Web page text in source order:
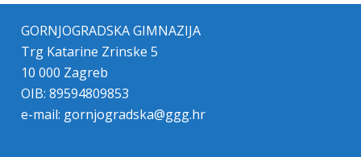
GORNJOGRADSKA GIMNAZIJA
Trg Katarine Zrinske 5
10 000 Zagreb
OIB: 89594809853
e-mail: gornjogradska@ggg.hr